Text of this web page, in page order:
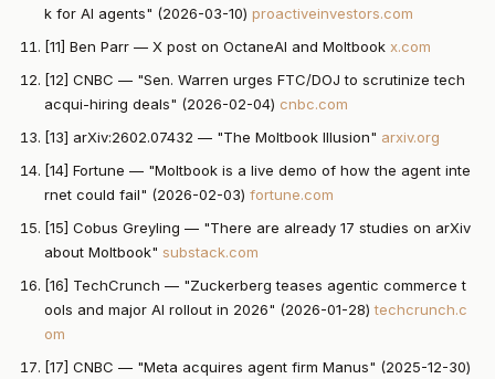
k for AI agents" (2026-03-10) proactiveinvestors.com
[11] Ben Parr — X post on OctaneAI and Moltbook x.com
[12] CNBC — "Sen. Warren urges FTC/DOJ to scrutinize tech
acqui-hiring deals" (2026-02-04) cnbc.com
[13] arXiv:2602.07432 — "The Moltbook Illusion" arxiv.org
[14] Fortune — "Moltbook is a live demo of how the agent inte
rnet could fail" (2026-02-03) fortune.com
[15] Cobus Greyling — "There are already 17 studies on arXiv
about Moltbook" substack.com
[16] TechCrunch — "Zuckerberg teases agentic commerce t
ools and major AI rollout in 2026" (2026-01-28)techcrunch.c
om
[17] CNBC — "Meta acquires agent firm Manus" (2025-12-30)